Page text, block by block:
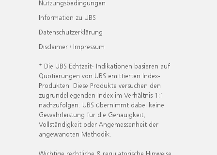
Nutzungsbedingungen
Information zu UBS
Datenschutzerklärung
Disclaimer / Impressum
* Die UBS Echtzeit- Indikationen basieren auf
Quotierungen von UBS emittierten Index-
Produkten. Diese Produkte versuchen den
zugrundeliegenden Index im Verhältnis 1:1
nachzufolgen. UBS übernimmt dabei keine
Gewährleistung für die Genauigkeit,
Vollständigkeit oder Angemessenheit der
angewandten Methodik.